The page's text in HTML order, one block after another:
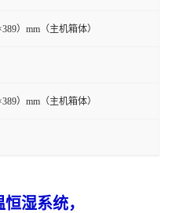
）mm（主机箱体）
）mm（主机箱体）
恒湿系统，